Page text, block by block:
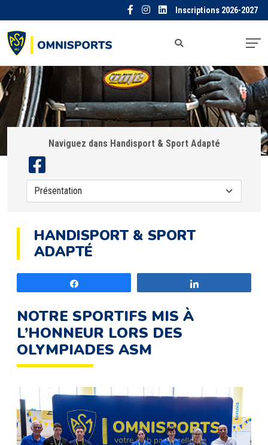
Inscriptions 2026-2027
Naviguez dans Handisport & Sport Adapté
HANDISPORT & SPORT
ADAPTÉ
NOTRE SPORTIFS MIS À
L’HONNEUR LORS DES
OLYMPIADES ASM